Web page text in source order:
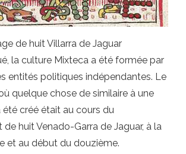
de huit Villarra de Jaguar
la culture Mixteca a été formée par
entités politiques indépendantes. Le
quelque chose de similaire à une
été créé était au cours du
huit Venado-Garra de Jaguar, à la
et au début du douzième.